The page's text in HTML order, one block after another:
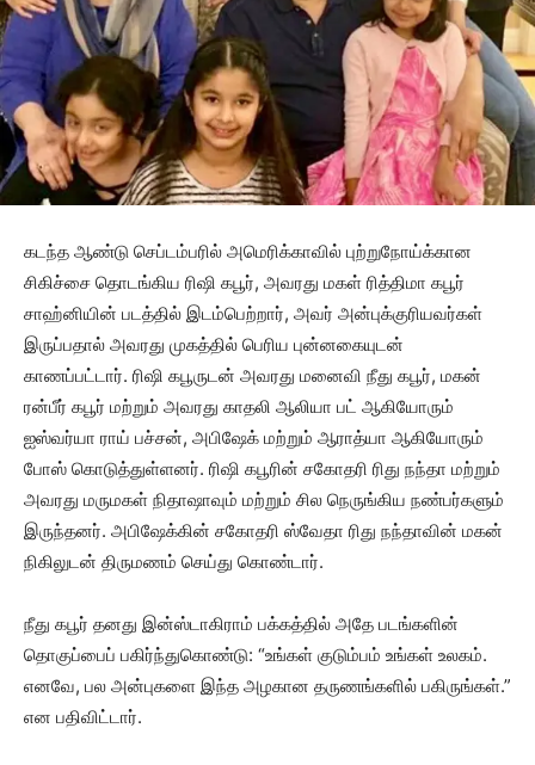
கடந்த ஆண்டு செப்டம்பரில் அமெரிக்காவில் புற்றுநோய்க்கான
சிகிச்சை தொடங்கிய ரிஷி கபூர், அவரது மகள் ரித்திமா கபூர்
சாஹ்னியின் படத்தில் இடம்பெற்றார், அவர் அன்புக்குரியவர்கள்
இருப்பதால் அவரது முகத்தில் பெரிய புன்னகையுடன்
காணப்பட்டார். ரிஷி கபூருடன் அவரது மனைவி நீது கபூர், மகன்
ரன்பீர் கபூர் மற்றும் அவரது காதலி ஆலியா பட் ஆகியோரும்
ஐஸ்வர்யா ராய் பச்சன், அபிஷேக் மற்றும் ஆராத்யா ஆகியோரும்
போஸ் கொடுத்துள்ளனர். ரிஷி கபூரின் சகோதரி ரிது நந்தா மற்றும்
அவரது மருமகள் நிதாஷாவும் மற்றும் சில நெருங்கிய நண்பர்களும்
இருந்தனர். அபிஷேக்கின் சகோதரி ஸ்வேதா ரிது நந்தாவின் மகன்
நிகிலுடன் திருமணம் செய்து கொண்டார்.
நீது கபூர் தனது இன்ஸ்டாகிராம் பக்கத்தில் அதே படங்களின்
தொகுப்பைப் பகிர்ந்துகொண்டு: “உங்கள் குடும்பம் உங்கள் உலகம்.
எனவே, பல அன்புகளை இந்த அழகான தருணங்களில் பகிருங்கள்.”
என பதிவிட்டார்.